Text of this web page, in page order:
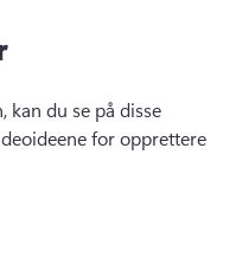
kan du se på disse
for opprettere